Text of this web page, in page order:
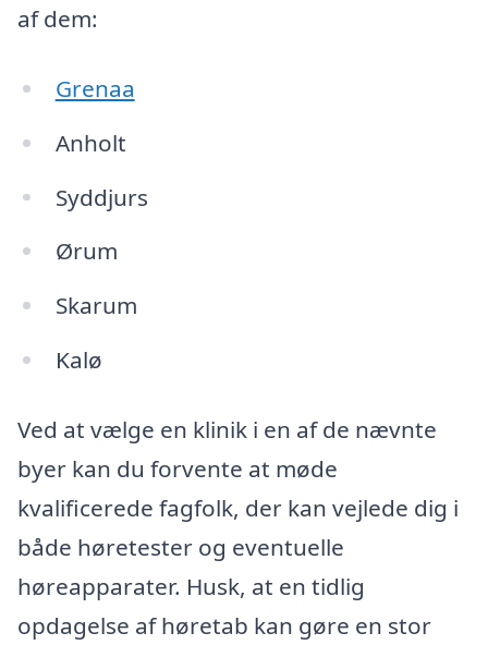
af dem:
Grenaa
Anholt
Syddjurs
Ørum
Skarum
Kalø
Ved at vælge en klinik i en af de nævnte
byer kan du forvente at møde
kvalificerede fagfolk, der kan vejlede dig i
både høretester og eventuelle
høreapparater. Husk, at en tidlig
opdagelse af høretab kan gøre en stor